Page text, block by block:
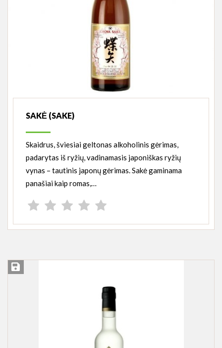
SAKĖ (SAKE)
Skaidrus, šviesiai geltonas alkoholinis gėrimas,
padarytas iš ryžių, vadinamasis japoniškas ryžių
vynas – tautinis japonų gėrimas. Sakė gaminama
panašiai kaip romas,…
Įsiminti